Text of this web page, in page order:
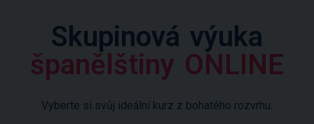
Skupinová výuka
španělštiny ONLINE
Vyberte si svůj ideální kurz z bohatého rozvrhu.